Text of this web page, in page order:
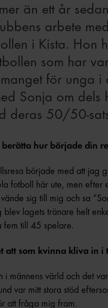
än ett år
arbete
i Kista. Hon
som har
för unga
Sonja om dels
deras 50/50-
berätta hur började din
började med att jag
fotboll här ute, men efter
sig till mig och sa
blev lagets tränare helt
fem till 45 spelare.
att som kvinna kliva in
i männens värld och det
var mitt stora stöd
att fråga mig fram.